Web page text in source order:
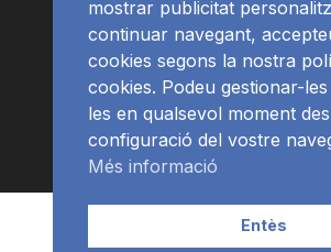
APP
mostrar publicitat
continuar navegant,
cookies segons la nostra
cookies. Podeu gestionar-
les en qualsevol moment
configuració del vostre
Més informació
Entès